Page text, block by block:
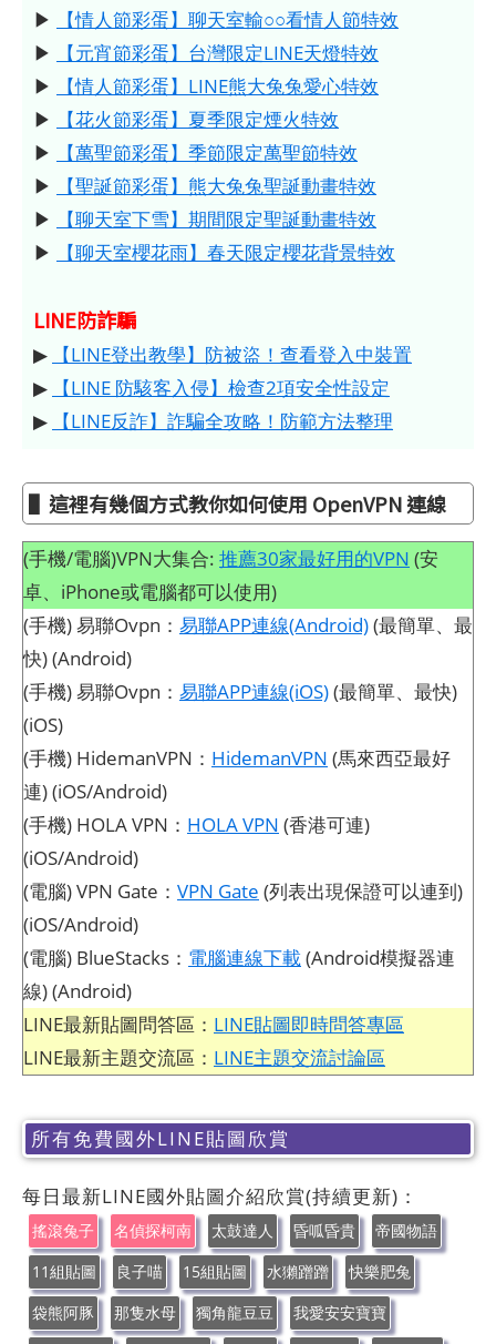
▶
【情人節彩蛋】聊天室輸○○看情人節特效
▶
【元宵節彩蛋】台灣限定LINE天燈特效
▶
【情人節彩蛋】LINE熊大兔兔愛心特效
▶
【花火節彩蛋】夏季限定煙火特效
▶
【萬聖節彩蛋】季節限定萬聖節特效
▶
【聖誕節彩蛋】熊大兔兔聖誕動畫特效
▶
【聊天室下雪】期間限定聖誕動畫特效
▶
【聊天室櫻花雨】春天限定櫻花背景特效
LINE防詐騙
▶
【LINE登出教學】防被盜！查看登入中裝置
▶
【LINE 防駭客入侵】檢查2項安全性設定
▶
【LINE反詐】詐騙全攻略！防範方法整理
▌這裡有幾個方式教你如何使用 OpenVPN 連線
(手機/電腦)VPN大集合: 推薦30家最好用的VPN (安
卓、iPhone或電腦都可以使用)
(手機) 易聯Ovpn： 易聯APP連線(Android)(最簡單、最
快) (Android)
(手機) 易聯Ovpn： 易聯APP連線(iOS)(最簡單、最快)
(iOS)
(手機) HidemanVPN： HidemanVPN (馬來西亞最好
連) (iOS/Android)
(手機) HOLA VPN： HOLA VPN (香港可連)
(iOS/Android)
(電腦) VPN Gate： VPN Gate (列表出現保證可以連到)
(iOS/Android)
(電腦) BlueStacks： 電腦連線下載(Android模擬器連
線) (Android)
LINE最新貼圖問答區： LINE貼圖即時問答專區
LINE最新主題交流區： LINE主題交流討論區
所有免費國外LINE貼圖欣賞
每日最新LINE國外貼圖介紹欣賞(持續更新)：
搖滾兔子 名偵探柯南 太鼓達人 昏呱昏貴
帝國物語
11組貼圖
良子喵 15組貼圖 水獺蹭蹭
快樂肥兔
袋熊阿豚
那隻水母 獨角龍豆豆
我愛安安寶寶